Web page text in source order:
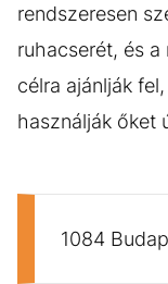
rendszeresen
ruhacserét, és
célra ajánlják
használják őket
1084